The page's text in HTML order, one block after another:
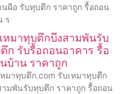
นผือ รับทุบตึก ราคาถูก รื้อถอน
ร
หมาทุบตึกบึงสามพันรับ
ก รับรื้อถอนอาคาร รื้อ
บ้าน ราคาถูก
หมาทุบตึก.com รับเหมาทุบตึก
ามพันรับทุบตึก ราคาถูก รื้อถอน